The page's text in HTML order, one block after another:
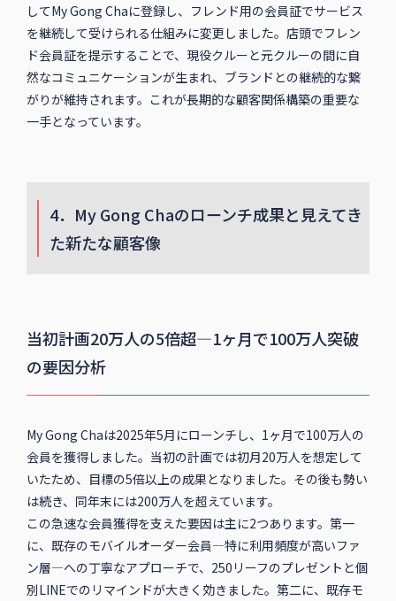
してMy Gong Chaに登録し、フレンド用の会員証でサービス
を継続して受けられる仕組みに変更しました。店頭でフレン
ド会員証を提示することで、現役クルーと元クルーの間に自
然なコミュニケーションが生まれ、ブランドとの継続的な繋
がりが維持されます。これが長期的な顧客関係構築の重要な
一手となっています。
4．My Gong Chaのローンチ成果と見えてき
た新たな顧客像
当初計画20万人の5倍超—1ヶ月で100万人突破
の要因分析
My Gong Chaは2025年5月にローンチし、1ヶ月で100万人の
会員を獲得しました。当初の計画では初月20万人を想定して
いたため、目標の5倍以上の成果となりました。その後も勢い
は続き、同年末には200万人を超えています。
この急速な会員獲得を支えた要因は主に2つあります。第一
に、既存のモバイルオーダー会員—特に利用頻度が高いファ
ン層—への丁寧なアプローチで、250リーフのプレゼントと個
別LINEでのリマインドが大きく効きました。第二に、既存モ